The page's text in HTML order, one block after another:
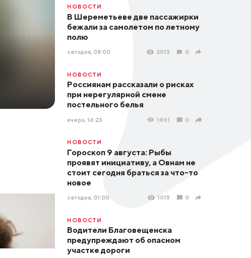
НОВОСТИ
В Шереметьеве две пассажирки
бежали за самолетом по летному
полю
сегодня, 08:00 2013 0
НОВОСТИ
Россиянам рассказали о рисках
при нерегулярной смене
постельного белья
вчера, 16:23 1961 0
НОВОСТИ
Гороскоп 9 августа: Рыбы
проявят инициативу, а Овнам не
стоит сегодня браться за что-то
новое
сегодня, 01:00 1015 0
НОВОСТИ
Водители Благовещенска
предупреждают об опасном
участке дороги